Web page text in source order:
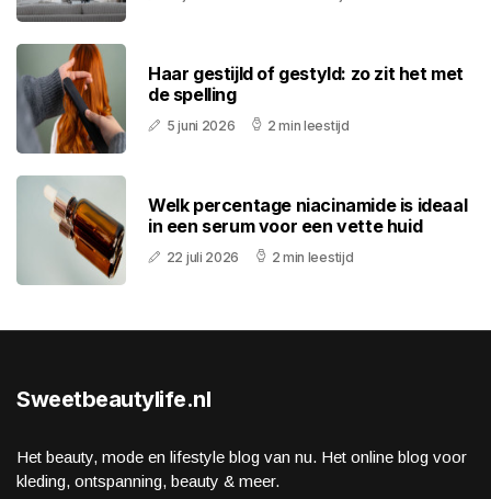
Haar gestijld of gestyld: zo zit het met
de spelling
5 juni 2026 2 min leestijd
Welk percentage niacinamide is ideaal
in een serum voor een vette huid
22 juli 2026 2 min leestijd
Sweetbeautylife.nl
Het beauty, mode en lifestyle blog van nu. Het online blog voor
kleding, ontspanning, beauty & meer.